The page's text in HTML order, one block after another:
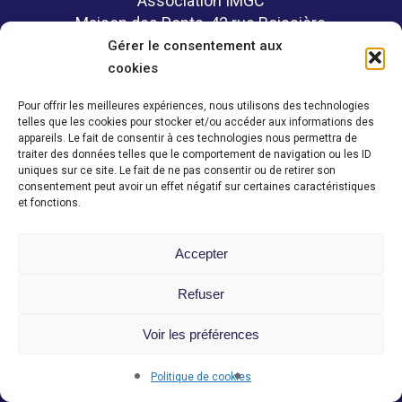
Gérer le consentement aux
cookies
Pour offrir les meilleures expériences, nous utilisons des technologies
telles que les cookies pour stocker et/ou accéder aux informations des
appareils. Le fait de consentir à ces technologies nous permettra de
traiter des données telles que le comportement de navigation ou les ID
uniques sur ce site. Le fait de ne pas consentir ou de retirer son
consentement peut avoir un effet négatif sur certaines caractéristiques
et fonctions.
Accepter
Refuser
Voir les préférences
Politique de cookies
Maison des Ponts, 42 rue Boissière
75116 PARIS
Politique de confidentialité
Mentions légales
Espace membre
© Ce site a été réalisé en 2022 par l'agence ALBA.